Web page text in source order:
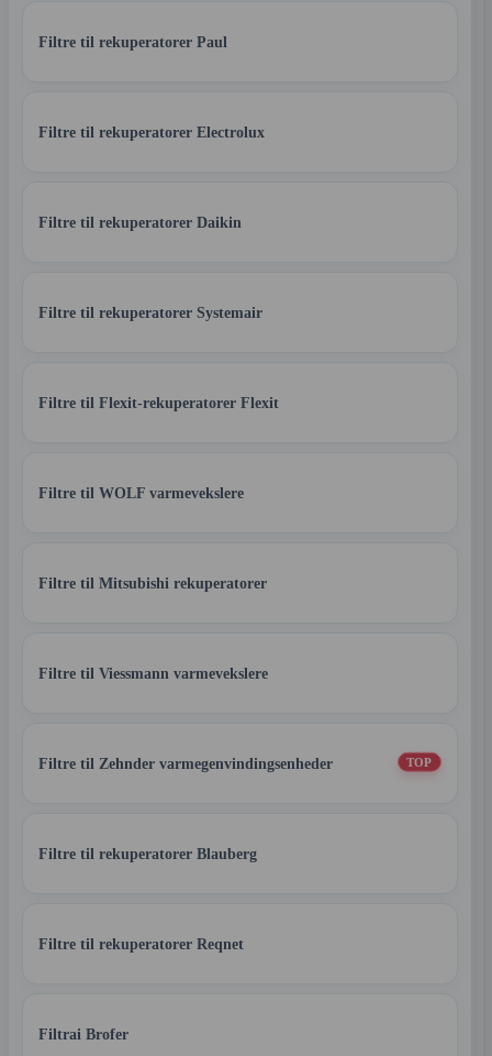
Filtre til rekuperatorer Paul
Filtre til rekuperatorer Electrolux
Filtre til rekuperatorer Daikin
Filtre til rekuperatorer Systemair
Filtre til Flexit-rekuperatorer Flexit
Filtre til WOLF varmevekslere
Filtre til Mitsubishi rekuperatorer
Filtre til Viessmann varmevekslere
Filtre til Zehnder varmegenvindingsenheder TOP
Filtre til rekuperatorer Blauberg
Filtre til rekuperatorer Reqnet
Filtrai Brofer